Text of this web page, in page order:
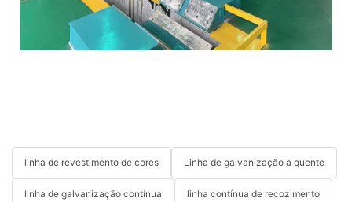
linha de revestimento de cores Linha de galvanização a quente
linha de galvanização contínua linha contínua de recozimento